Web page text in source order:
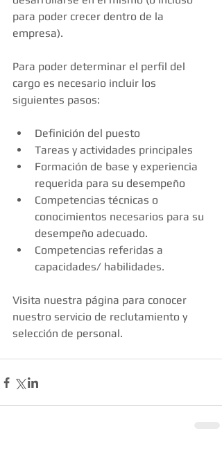
para poder crecer dentro de la
empresa).
Para poder determinar el perfil del
cargo es necesario incluir los
siguientes pasos:
Definición del puesto
Tareas y actividades principales
Formación de base y experiencia
requerida para su desempeño
Competencias técnicas o
conocimientos necesarios para su
desempeño adecuado.
Competencias referidas a
capacidades/ habilidades.
Visita nuestra página para conocer
nuestro servicio de reclutamiento y
selección de personal.